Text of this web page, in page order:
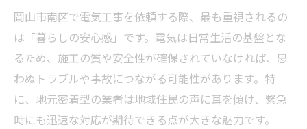
岡山市南区で電気工事を依頼する際、最も重視されるの
は「暮らしの安心感」です。電気は日常生活の基盤とな
るため、施工の質や安全性が確保されていなければ、思
わぬトラブルや事故につながる可能性があります。特
に、地元密着型の業者は地域住民の声に耳を傾け、緊急
時にも迅速な対応が期待できる点が大きな魅力です。